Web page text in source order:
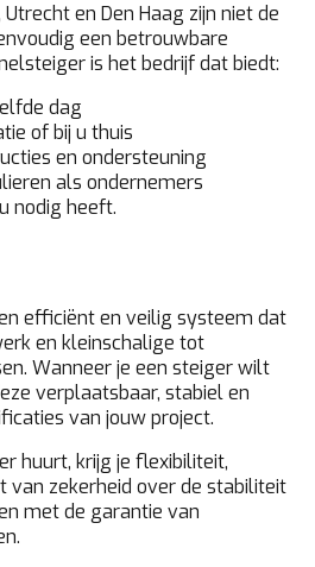
en Den Haag zijn niet de
een betrouwbare
is het bedrijf dat biedt:
dag
of bij u thuis
en ondersteuning
als ondernemers
nodig heeft.
efficiënt en veilig systeem dat
en kleinschalige tot
Wanneer je een steiger wilt
verplaatsbaar, stabiel en
van jouw project.
huurt, krijg je flexibiliteit,
zekerheid over de stabiliteit
met de garantie van